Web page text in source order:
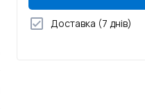
Доставка (7 днів)